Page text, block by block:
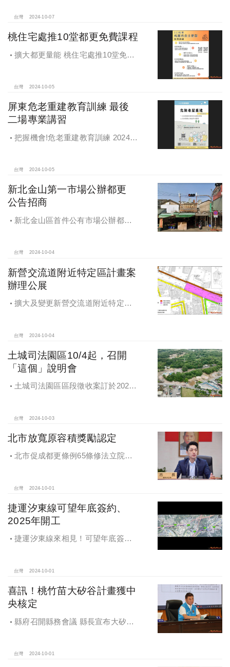
台灣 2024-10-07
桃住宅處推10堂都更免費課程
擴大都更量能 桃住宅處推10堂免費
台灣 2024-10-05
屏東危老重建教育訓練 最後
二場專業講習
把握機會!危老重建教育訓練 2024年
台灣 2024-10-05
新北金山第一市場公辦都更
公告招商
新北金山區首件公有市場公辦都更
台灣 2024-10-04
新營交流道附近特定區計畫案
辦理公展
擴大及變更新營交流道附近特定區
台灣 2024-10-04
土城司法園區10/4起，召開
「這個」說明會
土城司法園區區段徵收案訂於2024
台灣 2024-10-03
北市放寬原容積獎勵認定
北市促成都更條例65條修法立院初
台灣 2024-10-01
捷運汐東線可望年底簽約、
2025年開工
捷運汐東線來相見！可望年底簽約
台灣 2024-10-01
喜訊！桃竹苗大矽谷計畫獲中
央核定
縣府召開縣務會議 縣長宣布大矽谷
台灣 2024-10-01